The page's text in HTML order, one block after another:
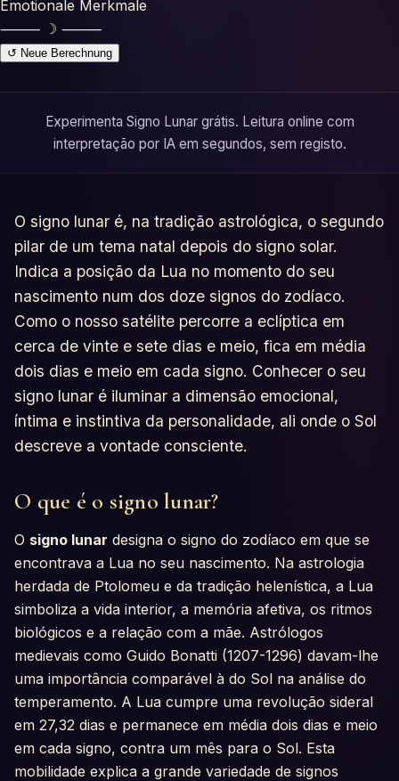
Emotionale Merkmale
⸻ ☽ ⸻
↺ Neue Berechnung
Experimenta Signo Lunar grátis. Leitura online com
interpretação por IA em segundos, sem registo.
O signo lunar é, na tradição astrológica, o segundo
pilar de um tema natal depois do signo solar.
Indica a posição da Lua no momento do seu
nascimento num dos doze signos do zodíaco.
Como o nosso satélite percorre a eclíptica em
cerca de vinte e sete dias e meio, fica em média
dois dias e meio em cada signo. Conhecer o seu
signo lunar é iluminar a dimensão emocional,
íntima e instintiva da personalidade, ali onde o Sol
descreve a vontade consciente.
O que é o signo lunar?
O signo lunar designa o signo do zodíaco em que se
encontrava a Lua no seu nascimento. Na astrologia
herdada de Ptolomeu e da tradição helenística, a Lua
simboliza a vida interior, a memória afetiva, os ritmos
biológicos e a relação com a mãe. Astrólogos
medievais como Guido Bonatti (1207-1296) davam-lhe
uma importância comparável à do Sol na análise do
temperamento. A Lua cumpre uma revolução sideral
em 27,32 dias e permanece em média dois dias e meio
em cada signo, contra um mês para o Sol. Esta
mobilidade explica a grande variedade de signos